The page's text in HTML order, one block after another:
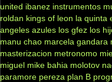
united ibanez instrumentos
roldan kings of leon la quinta
angeles azules los gfez los
manu chao marcela gandara
masterizacion metronomo
miguel mike bahia molotov
paramore pereza plan B